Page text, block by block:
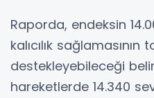
Raporda, endeksin
kalıcılık
destekleyebileceği
hareketlerde 14.340